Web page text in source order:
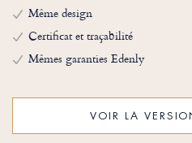
Même design
Certificat et traçabilité
Mêmes garanties Edenly
VOIR LA